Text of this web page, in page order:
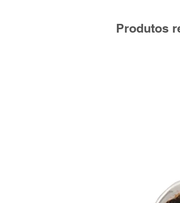
Produtos